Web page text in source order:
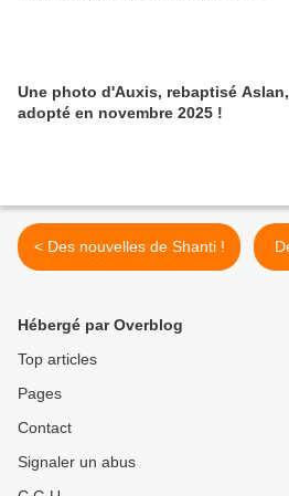
Une photo d'Auxis, rebaptisé Aslan,
adopté en novembre 2025 !
< Des nouvelles de Shanti !
Hébergé par Overblog
Top articles
Pages
Contact
Signaler un abus